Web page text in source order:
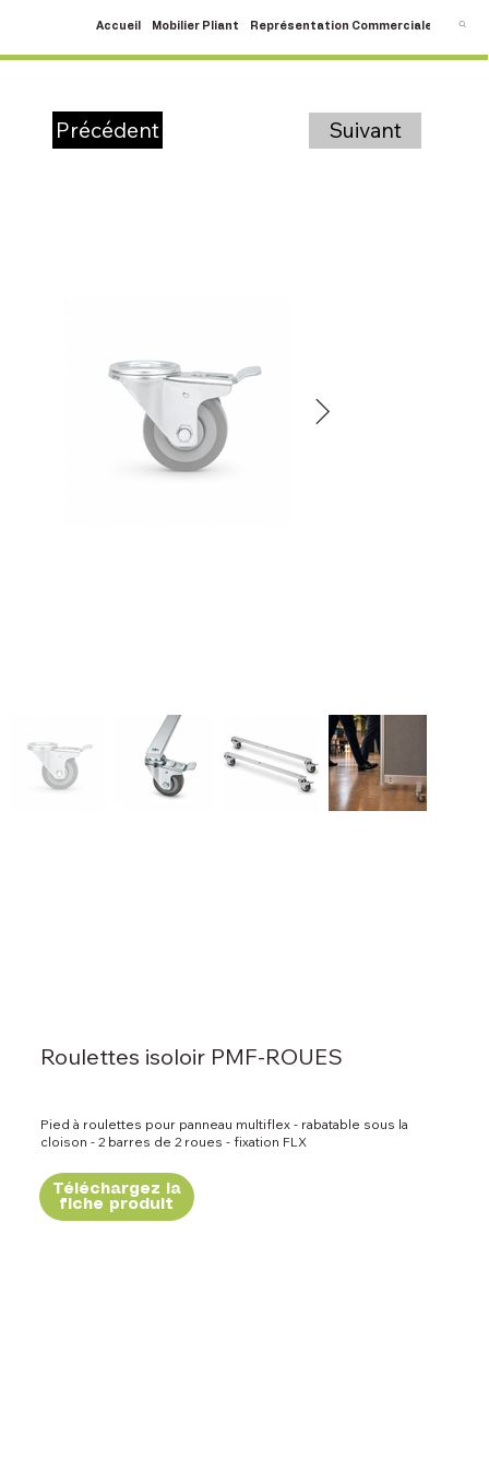
Accueil Mobilier Pliant Représentation Commerciale SAV
Roulettes isoloir PMF-ROUES
Pied à roulettes pour panneau multiflex - rabatable sous la
cloison - 2 barres de 2 roues - fixation FLX
Téléchargez la
fiche produit
Précédent Suivant